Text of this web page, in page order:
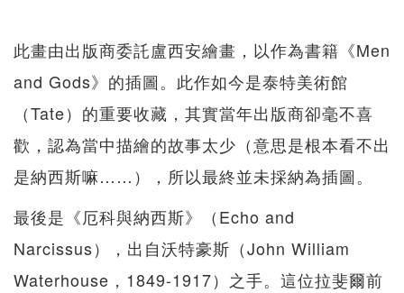
此畫由出版商委託盧西安繪畫，以作為書籍《Men
and Gods》的插圖。此作如今是泰特美術館
（Tate）的重要收藏，其實當年出版商卻毫不喜
歡，認為當中描繪的故事太少（意思是根本看不出
是納西斯嘛……），所以最終並未採納為插圖。
最後是《厄科與納西斯》（Echo and
Narcissus），出自沃特豪斯（John William
Waterhouse，1849-1917）之手。這位拉斐爾前